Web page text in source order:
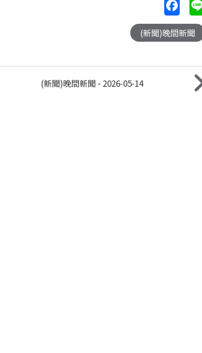
(新聞)晚間新聞
(新聞)晚間新聞 - 2026-05-14